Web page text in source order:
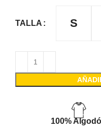
TALLA S
100%